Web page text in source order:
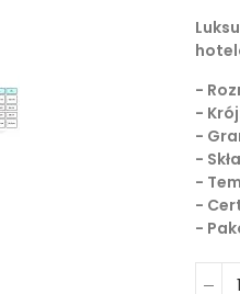
-
-
-
-
-
-
-